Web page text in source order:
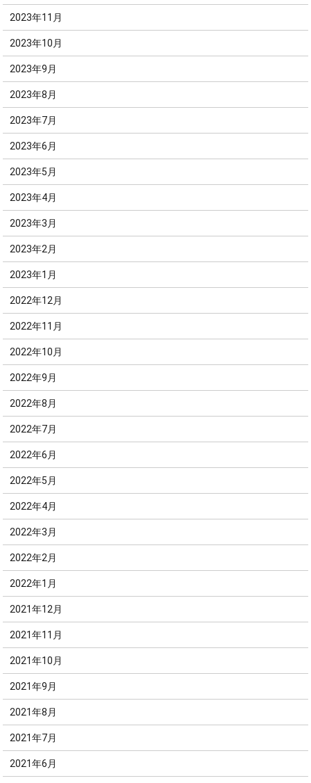
2023年11月
2023年10月
2023年9月
2023年8月
2023年7月
2023年6月
2023年5月
2023年4月
2023年3月
2023年2月
2023年1月
2022年12月
2022年11月
2022年10月
2022年9月
2022年8月
2022年7月
2022年6月
2022年5月
2022年4月
2022年3月
2022年2月
2022年1月
2021年12月
2021年11月
2021年10月
2021年9月
2021年8月
2021年7月
2021年6月